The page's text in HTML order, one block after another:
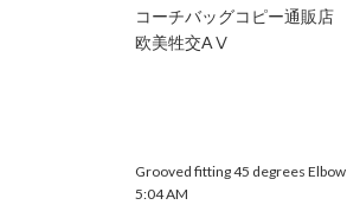
コーチバッグコピー通販店
欧美牲交AⅤ
Grooved fitting 45 degrees Elbow
5:04 AM